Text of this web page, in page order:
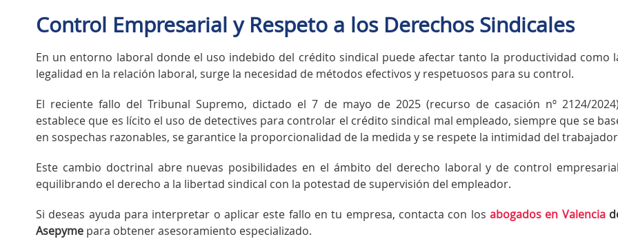
Control Empresarial y Respeto a los Derechos Sindicales
En un entorno laboral donde el uso indebido del crédito sindical puede afectar tanto la productividad como
legalidad en la relación laboral, surge la necesidad de métodos efectivos y respetuosos para su control.
El reciente fallo del Tribunal Supremo, dictado el 7 de mayo de 2025 (recurso de casación nº 2124/
establece que es lícito el uso de detectives para controlar el crédito sindical mal empleado, siempre que se
en sospechas razonables, se garantice la proporcionalidad de la medida y se respete la intimidad del
Este cambio doctrinal abre nuevas posibilidades en el ámbito del derecho laboral y de control
equilibrando el derecho a la libertad sindical con la potestad de supervisión del empleador.
Si deseas ayuda para interpretar o aplicar este fallo en tu empresa, contacta con los abogados en Valencia
Asepyme para obtener asesoramiento especializado.